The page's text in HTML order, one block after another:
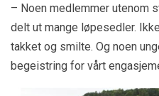
– Noen medlemmer utenom
delt ut mange løpesedler.
takket og smilte. Og noen
begeistring for vårt